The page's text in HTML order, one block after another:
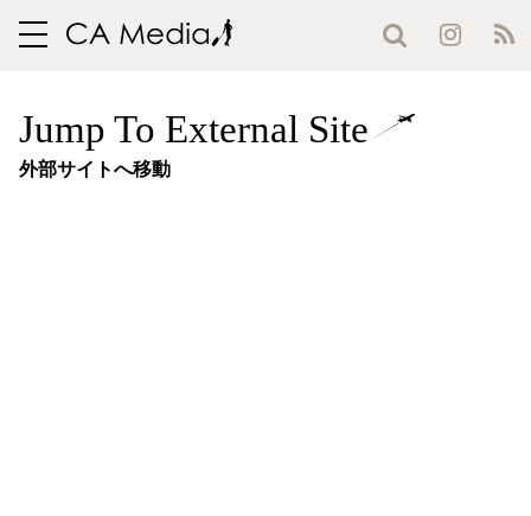
toggle
Jump To External Site
外部サイトへ移動